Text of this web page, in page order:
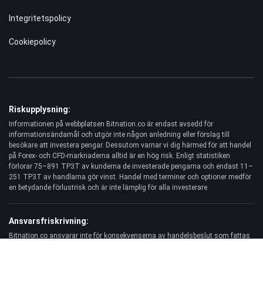
Integritetspolicy
Cookiepolicy
Riskupplysning:
Informationen på webbplatsen Bitnation.co är endast avsedd för
informationsändamål och utgör inte någon anledning eller förslag till
besökare att investera pengar. Dessutom varnar vi dig härmed för att handel
på Forex- och CFD-marknaderna alltid är en hög risk. Enligt statistiken
förlorar 75–891 TP3T av kunderna de investerade pengarna och endast 11–
251 TP3T av handlarna gör vinst. Handel med terminer och optioner medför
en betydande förlustrisk och är inte lämplig för alla investerare.
Ansvarsfriskrivning:
Bitnation.co ansvarar inte för konsekvenserna av handelsbeslut som fattas